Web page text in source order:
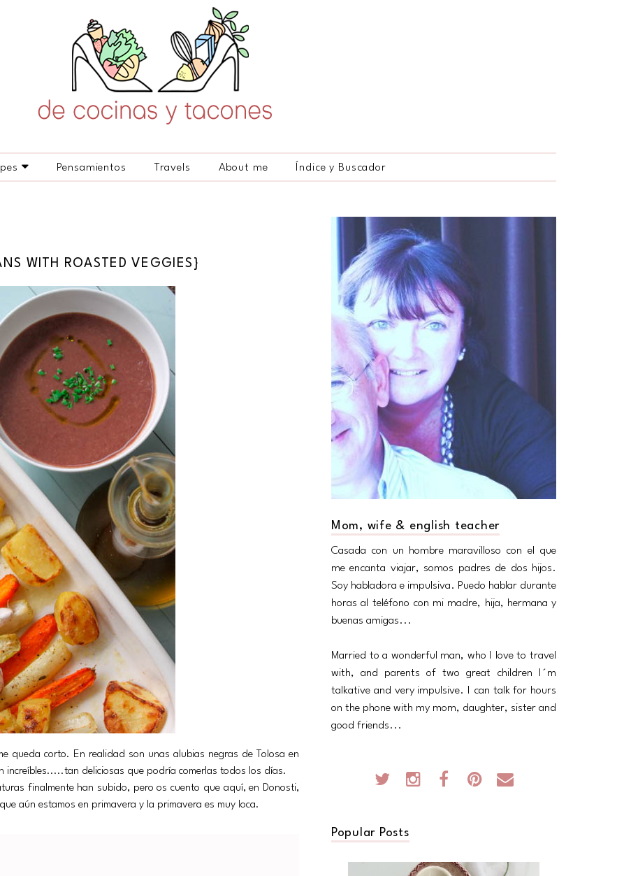
Pensamientos Travels About me Índice y Buscador
WITH ROASTED VEGGIES}
queda corto. En realidad son unas alubias negras de Tolosa en
deliciosas que podría comerlas todos los días.
finalmente han subido, pero os cuento que aquí, en Donosti,
aún estamos en primavera y la primavera es muy loca.
Mom, wife & english teacher
Casada con un hombre maravilloso con el que
me encanta viajar, somos padres de dos hijos.
Soy habladora e impulsiva. Puedo hablar durante
horas al teléfono con mi madre, hija, hermana y
buenas amigas...
Married to a wonderful man, who I love to travel
with, and parents of two great children I´m
talkative and very impulsive. I can talk for hours
on the phone with my mom, daughter, sister and
good friends...
Popular Posts